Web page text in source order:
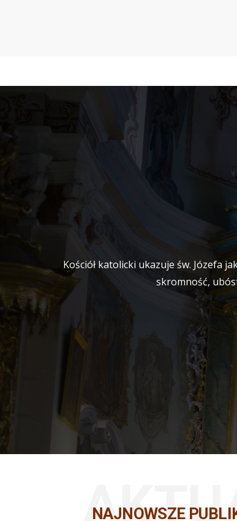
Kościół katolicki ukazuje św. Józefa
skromność,
NAJNOWSZE